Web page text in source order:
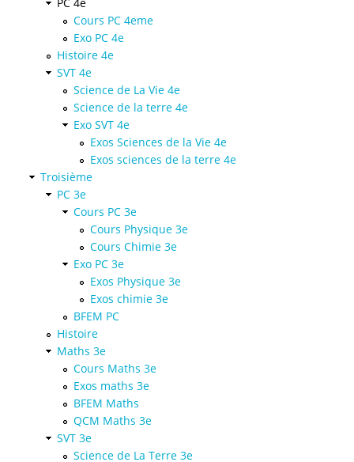
Cours PC 4eme
Exo PC 4e
Histoire 4e
SVT 4e
Science de La Vie 4e
Science de la terre 4e
Exo SVT 4e
Exos Sciences de la Vie 4e
Exos sciences de la terre 4e
Troisième
PC 3e
Cours PC 3e
Cours Physique 3e
Cours Chimie 3e
Exo PC 3e
Exos Physique 3e
Exos chimie 3e
BFEM PC
Histoire
Maths 3e
Cours Maths 3e
Exos maths 3e
BFEM Maths
QCM Maths 3e
SVT 3e
Science de La Terre 3e